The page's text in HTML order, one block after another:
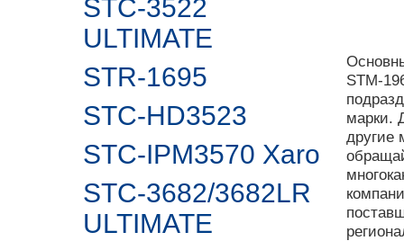
STC-3522
ULTIMATE
STR-1695
STC-HD3523
STC-IPM3570 Xaro
STC-3682/3682LR
ULTIMATE
STM-
марки.
другие